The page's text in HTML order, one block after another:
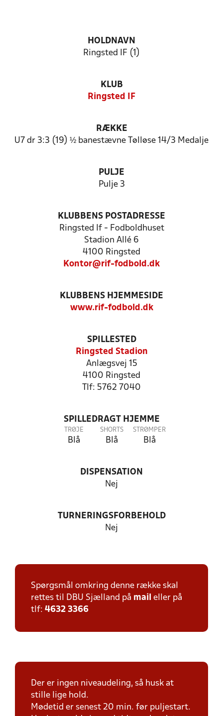
HOLDNAVN
Ringsted IF (1)
KLUB
Ringsted IF
RÆKKE
U7 dr 3:3 (19) ½ banestævne Tølløse 14/3 Medalje
PULJE
Pulje 3
KLUBBENS POSTADRESSE
Ringsted If - Fodboldhuset
Stadion Allé 6
4100 Ringsted
Kontor@rif-fodbold.dk
KLUBBENS HJEMMESIDE
www.rif-fodbold.dk
SPILLESTED
Ringsted Stadion
Anlægsvej 15
4100 Ringsted
Tlf: 5762 7040
SPILLEDRAGT HJEMME
TRØJE
Blå
SHORTS
Blå
STRØMPER
Blå
DISPENSATION
Nej
TURNERINGSFORBEHOLD
Nej
Spørgsmål omkring denne række skal
rettes til DBU Sjælland på mail eller på
tlf: 4632 3366
Der er ingen niveaudeling, så husk at
stille lige hold.
Mødetid er senest 20 min. før puljestart.